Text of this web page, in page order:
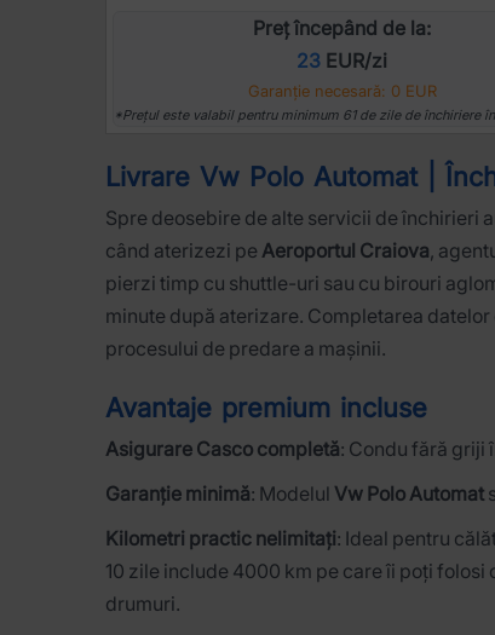
Preț începând de la:
23 EUR/zi
Garanție necesară: 0 EUR
*Prețul este valabil pentru minimum 61 de zile de închiriere
Livrare Vw Polo Automat |
Spre deosebire de alte servicii de închirieri
când aterizezi pe Aeroportul Craiova,
pierzi timp cu shuttle-uri sau cu birouri
minute după aterizare. Completarea
procesului de predare a mașinii.
Avantaje premium incluse
Asigurare Casco completă: Condu fără griji
Garanție minimă: Modelul Vw Polo Automat
Kilometri practic nelimitați: Ideal pentru
10 zile include 4000 km pe care îi poți
drumuri.